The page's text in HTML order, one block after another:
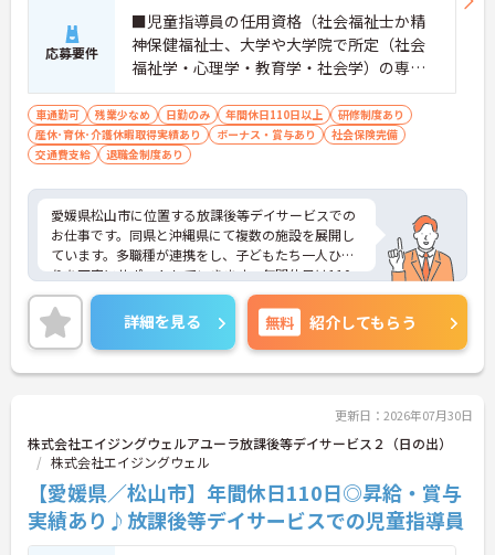
応募要件
■児童指導員の任用資格（社会福祉士か精
神保健福祉士、大学や大学院で所定（社会
福祉学・心理学・教育学・社会学）の専門
課程を修了、児童福祉施設で2年以上の実務
経験がある） ■普通自動車運転免許（ＡＴ
限定可）／必須 ■児童指導員経験あれば尚
可
車通勤可 残業少なめ 日勤のみ 年間休日110日以上
研修制度あり
産休･育休･介護休暇取得実績あり
ボーナス・賞与あり
社会保険完備
交通費支給
退職金制度あり
愛媛県松山市に位置する放課後等デイサービスでの
お仕事です。同県と沖縄県にて複数の施設を展開し
ています。多職種が連携をし、子どもたち一人ひと
りを丁寧にサポートしていきます。年間休日は110
日、残業は月に10時間程度で、メリハリのある勤務
が可能です。ご興味のある方には、面接対策ポイン
トなど、さらに詳細をお話しいたしますのでお気軽
にご相談ください！
詳細を見る 無料 紹介してもらう
更新日：2026年07月30日
株式会社エイジングウェルアユーラ放課後等デイサービス２（日の出）
株式会社エイジングウェル
【愛媛県／松山市】年間休日110日◎昇給・賞与
実績あり♪放課後等デイサービスでの児童指導員